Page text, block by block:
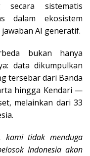
sistematis
dalam ekosistem
AI generatif.
bukan hanya
data dikumpulkan
tersebar dari Banda
hingga Kendari —
melainkan dari 33
kami tidak menduga
Indonesia akan